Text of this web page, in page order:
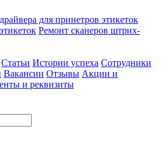
для принетров этикеток
Ремонт сканеров штрих-
Статьи Истории успеха Сотрудники
Вакансии Отзывы Акции и
и реквизиты